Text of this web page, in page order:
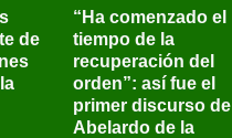
de
“Ha comenzado el
tiempo de la
recuperación del
orden”: así fue el
primer discurso de
Abelardo de la